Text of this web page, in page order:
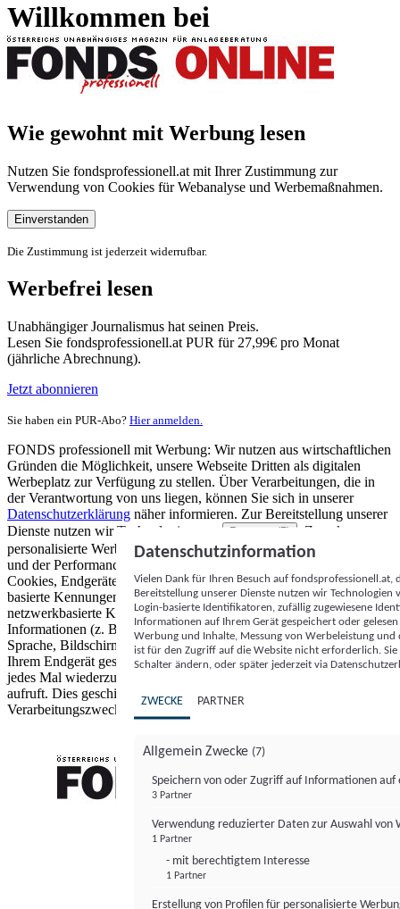
Willkommen bei
Wie gewohnt mit Werbung lesen
Nutzen Sie fondsprofessionell.at mit Ihrer Zustimmung zur
Verwendung von Cookies für Webanalyse und Werbemaßnahmen.
Einverstanden
Die Zustimmung ist jederzeit widerrufbar.
Werbefrei lesen
Unabhängiger Journalismus hat seinen Preis.
Lesen Sie fondsprofessionell.at PUR für 27,99€ pro Monat
(jährliche Abrechnung).
Jetzt abonnieren
Sie haben ein PUR-Abo? Hier anmelden.
FONDS professionell mit Werbung: Wir nutzen aus wirtschaftlichen
Gründen die Möglichkeit, unsere Webseite Dritten als digitalen
Werbeplatz zur Verfügung zu stellen. Über Verarbeitungen, die in
der Verantwortung von uns liegen, können Sie sich in unserer
Datenschutzerklärung näher informieren. Zur Bereitstellung unserer
Dienste nutzen wir Technologien von
Partnern (5)
. Zwecke:
personalisierte Werbung und Inhalte, Messung von Werbeleistung
und der Performance von Inhalten sowie Zielgruppenforschung.
Cookies, Endgeräte- oder ähnliche Online-Kennungen (z. B. login-
basierte Kennungen, zufällig generierte Kennungen,
netzwerkbasierte Kennungen) können zusammen mit anderen
Informationen (z. B. Browsertyp und Browserinformationen,
Sprache, Bildschirmgröße, unterstützte Technologien usw.) auf
Ihrem Endgerät gespeichert oder von dort ausgelesen werden, um es
jedes Mal wiederzuerkennen, wenn es eine App oder einer Webseite
aufruft. Dies geschieht für einen oder mehrere der hier aufgeführten
Verarbeitungszwecke.
Datenschutzinformation
Vielen Dank für Ihren Besuch auf
Bereitstellung unserer Dienste nutzen wir Technologien
Login-basierte Identifikatoren, zufällig zugewiesene
Informationen auf Ihrem Gerät gespeichert oder
Werbung und Inhalte, Messung von Werbeleistung
ist für den Zugriff auf die Website nicht erforderlich.
Schalter ändern, oder später jederzeit via
ZWECKE PARTNER
Allgemein Zwecke (7)
Speichern von oder Zugriff auf Informationen auf
3 Partner
Verwendung reduzierter Daten zur Auswahl von
1 Partner
- mit berechtigtem Interesse
1 Partner
Erstellung von Profilen für personalisierte
FONDS professionell